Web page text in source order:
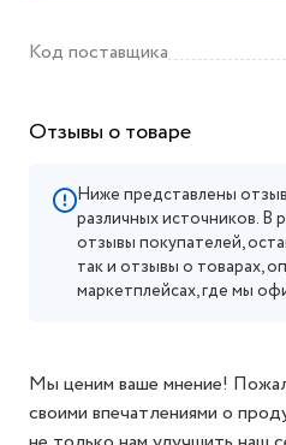
Код поставщика
Отзывы о товаре
Ниже представлены
различных источников. В
отзывы покупателей,
так и отзывы о товарах,
маркетплейсах, где мы
Мы ценим ваше мнение!
своими впечатлениями о